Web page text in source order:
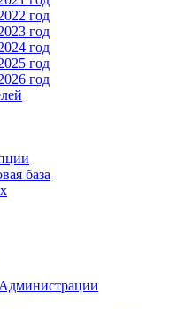
год
год
год
год
год
база